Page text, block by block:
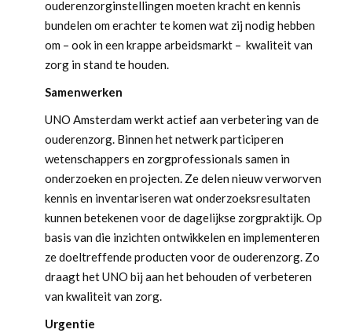
ouderenzorginstellingen moeten kracht en kennis
bundelen om erachter te komen wat zij nodig hebben
om – ook in een krappe arbeidsmarkt – kwaliteit van
zorg in stand te houden.
Samenwerken
UNO Amsterdam werkt actief aan verbetering van de
ouderenzorg. Binnen het netwerk participeren
wetenschappers en zorgprofessionals samen in
onderzoeken en projecten. Ze delen nieuw verworven
kennis en inventariseren wat onderzoeksresultaten
kunnen betekenen voor de dagelijkse zorgpraktijk. Op
basis van die inzichten ontwikkelen en implementeren
ze doeltreffende producten voor de ouderenzorg. Zo
draagt het UNO bij aan het behouden of verbeteren
van kwaliteit van zorg.
Urgentie